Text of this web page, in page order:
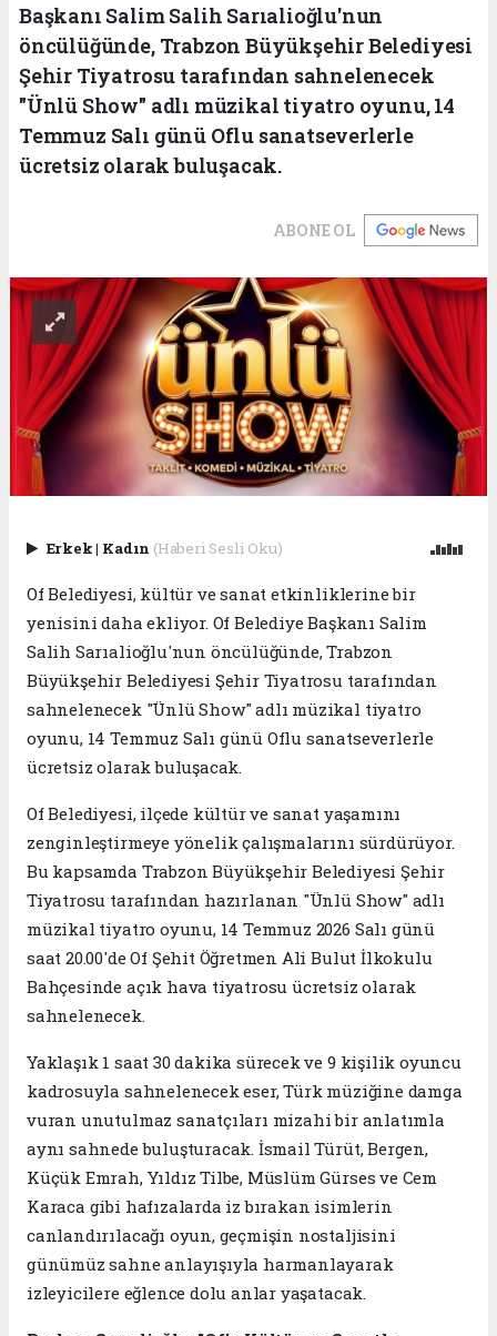
Başkanı Salim Salih Sarıalioğlu'nun
öncülüğünde, Trabzon Büyükşehir Belediyesi
Şehir Tiyatrosu tarafından sahnelenecek
"Ünlü Show" adlı müzikal tiyatro oyunu, 14
Temmuz Salı günü Oflu sanatseverlerle
ücretsiz olarak buluşacak.
ABONE OL
Erkek| Kadın (Haberi Sesli Oku)
Of Belediyesi, kültür ve sanat etkinliklerine bir
yenisini daha ekliyor. Of Belediye Başkanı Salim
Salih Sarıalioğlu'nun öncülüğünde, Trabzon
Büyükşehir Belediyesi Şehir Tiyatrosu tarafından
sahnelenecek "Ünlü Show" adlı müzikal tiyatro
oyunu, 14 Temmuz Salı günü Oflu sanatseverlerle
ücretsiz olarak buluşacak.
Of Belediyesi, ilçede kültür ve sanat yaşamını
zenginleştirmeye yönelik çalışmalarını sürdürüyor.
Bu kapsamda Trabzon Büyükşehir Belediyesi Şehir
Tiyatrosu tarafından hazırlanan "Ünlü Show" adlı
müzikal tiyatro oyunu, 14 Temmuz 2026 Salı günü
saat 20.00'de Of Şehit Öğretmen Ali Bulut İlkokulu
Bahçesinde açık hava tiyatrosu ücretsiz olarak
sahnelenecek.
Yaklaşık 1 saat 30 dakika sürecek ve 9 kişilik oyuncu
kadrosuyla sahnelenecek eser, Türk müziğine damga
vuran unutulmaz sanatçıları mizahi bir anlatımla
aynı sahnede buluşturacak. İsmail Türüt, Bergen,
Küçük Emrah, Yıldız Tilbe, Müslüm Gürses ve Cem
Karaca gibi hafızalarda iz bırakan isimlerin
canlandırılacağı oyun, geçmişin nostaljisini
günümüz sahne anlayışıyla harmanlayarak
izleyicilere eğlence dolu anlar yaşatacak.